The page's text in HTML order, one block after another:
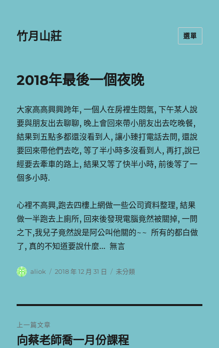
竹月山莊 選單
2018年最後一個夜晚
大家高高興興跨年, 一個人在房裡生悶氣, 下午某人說
要與朋友出去聊聊, 晚上會回來帶小朋友出去吃晚餐,
結果到五點多都還沒看到人, 讓小臻打電話去問, 還說
要回來帶他們去吃, 等了半小時多沒看到人, 再打,說已
經要去牽車的路上, 結果又等了快半小時, 前後等了一
個多小時.
心裡不高興,跑去四樓上網做一些公司資料整理, 結果
做一半跑去上廁所, 回來後發現電腦竟然被關掉, 一問
之下,我兒子竟然說是阿公叫他關的~~ 所有的都白做
了, 真的不知道要說什麼… 無言
作
aliok
發
2018 年 12 月 31 日
分
未分類
章
上一篇文章
上
向蔡老師喬一月份課程